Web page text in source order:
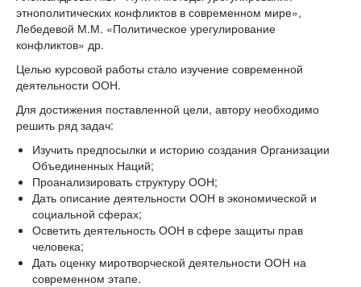
этнополитических конфликтов в современном мире»,
Лебедевой М.М. «Политическое урегулирование
конфликтов» др.
Целью курсовой работы стало изучение современной
деятельности ООН.
Для достижения поставленной цели, автору необходимо
решить ряд задач:
Изучить предпосылки и историю создания Организации
Объединенных Наций;
Проанализировать структуру ООН;
Дать описание деятельности ООН в экономической и
социальной сферах;
Осветить деятельность ООН в сфере защиты прав
человека;
Дать оценку миротворческой деятельности ООН на
современном этапе.